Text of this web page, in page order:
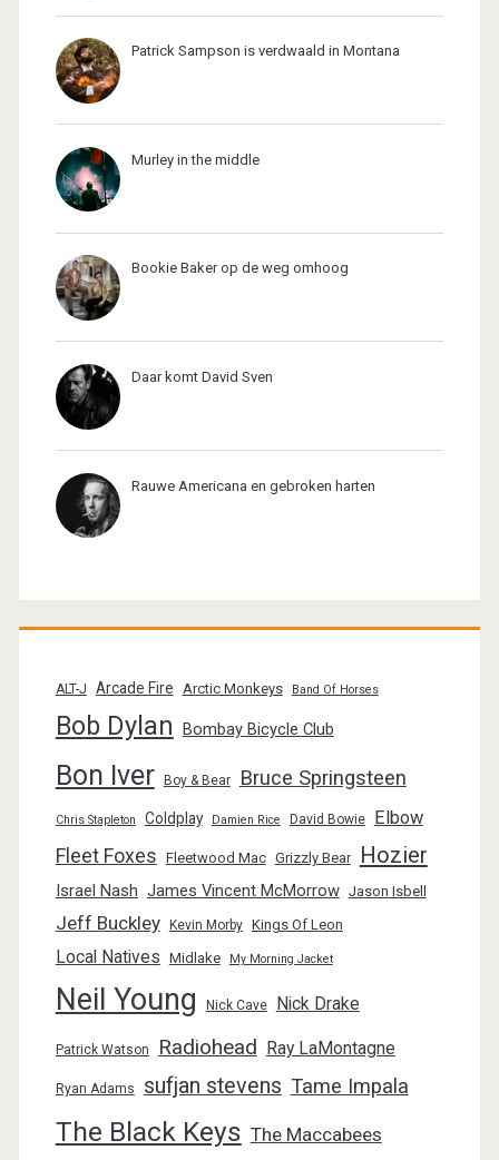
Patrick Sampson is verdwaald in Montana
Murley in the middle
Bookie Baker op de weg omhoog
Daar komt David Sven
Rauwe Americana en gebroken harten
ALT-J Arcade Fire Arctic Monkeys Band Of Horses
Bob Dylan Bombay Bicycle Club
Bon Iver Boy & Bear Bruce Springsteen
Chris Stapleton Coldplay Damien Rice David Bowie Elbow
Fleet Foxes Fleetwood Mac Grizzly Bear Hozier
Israel Nash James Vincent McMorrow Jason Isbell
Jeff Buckley Kevin Morby Kings Of Leon
Local Natives Midlake My Morning Jacket
Neil Young Nick Cave Nick Drake
Patrick Watson Radiohead Ray LaMontagne
Ryan Adams sufjan stevens Tame Impala
The Black Keys The Maccabees